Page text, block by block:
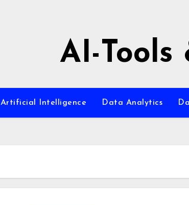
AI-Tools
Artificial Intelligence Data Analytics